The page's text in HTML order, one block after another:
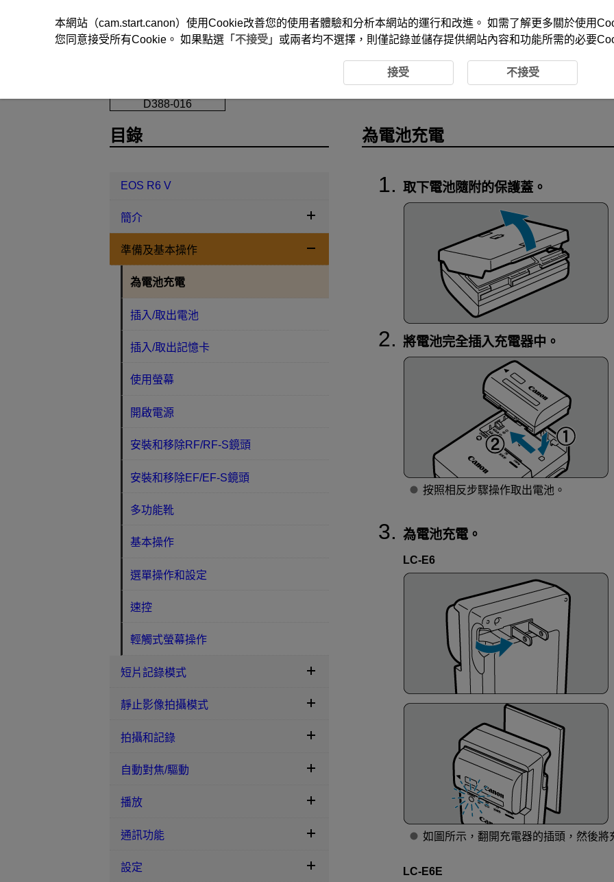
D388-016
為電池充電
取下電池隨附的保護蓋。
將電池完全插入充電器中。
按照相反步驟操作取出電池。
為電池充電。
LC-E6
如圖所示，翻開充電器的插頭，然後將
LC-E6E
目錄
EOS R6 V
簡介
準備及基本操作
為電池充電
插入/取出電池
插入/取出記憶卡
使用螢幕
開啟電源
安裝和移除RF/RF-S鏡頭
安裝和移除EF/EF-S鏡頭
多功能靴
基本操作
選單操作和設定
速控
輕觸式螢幕操作
短片記錄模式
靜止影像拍攝模式
拍攝和記錄
自動對焦/驅動
播放
通訊功能
設定
本網站（cam.start.canon）使用Cookie改善您的使用者體驗和分析本網站的運行和改進。 如需了解更多關於使用
您同意接受所有Cookie。 如果點選「 不接受 」或兩者均不選擇，則僅記錄並儲存提供網站內容和功能所需的必要
接受 不接受